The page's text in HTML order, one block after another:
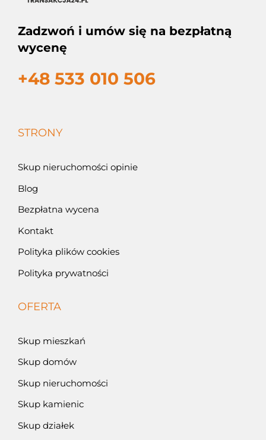
Zadzwoń i umów się na bezpłatną
wycenę
+48 533 010 506
STRONY
Skup nieruchomości opinie
Blog
Bezpłatna wycena
Kontakt
Polityka plików cookies
Polityka prywatności
OFERTA
Skup mieszkań
Skup domów
Skup nieruchomości
Skup kamienic
Skup działek